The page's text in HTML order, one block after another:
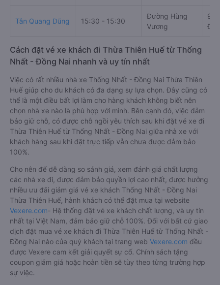
Tân Quang Dũng 15:30 - 15:30
Đường Hùng
Vương
97
Cách đặt vé xe khách đi Thừa Thiên Huế từ Thống
Nhất - Đồng Nai nhanh và uy tín nhất
Việc có rất nhiều nhà xe Thống Nhất - Đồng Nai Thừa Thiên
Huế giúp cho du khách có đa dạng sự lựa chọn. Đây cũng có
thể là một điều bất lợi làm cho hàng khách không biết nên
chọn nhà xe nào là phù hợp với mình. Bên cạnh đó, việc đảm
bảo giữ chỗ, có được chỗ ngồi yêu thích sau khi đặt vé xe đi
Thừa Thiên Huế từ Thống Nhất - Đồng Nai giữa nhà xe với
khách hàng sau khi đặt trực tiếp vẫn chưa được đảm bảo
100%.
Cho nên để dễ dàng so sánh giá, xem đánh giá chất lượng
các nhà xe đi, được đảm bảo quyền lợi cao nhất, được hưởng
nhiều ưu đãi giảm giá vé xe khách Thống Nhất - Đồng Nai
Thừa Thiên Huế, hành khách có thể đặt mua tại website
Vexere.com- Hệ thống đặt vé xe khách chất lượng, và uy tín
nhất tại Việt Nam, đảm bảo giữ chỗ 100%. Đối với bất cứ giao
dịch đặt mua vé xe khách đi Thừa Thiên Huế từ Thống Nhất -
Đồng Nai nào của quý khách tại trang web Vexere.com đều
được Vexere cam kết giải quyết sự cố. Chính sách tặng
coupon giảm giá hoặc hoàn tiền sẽ tùy theo từng trường hợp
sự việc.